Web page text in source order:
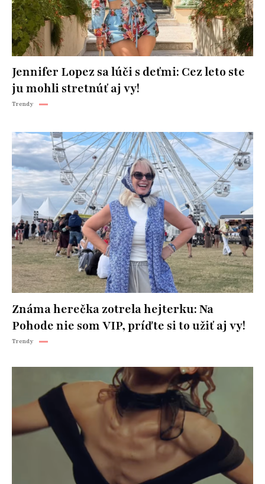
Jennifer Lopez sa lúči s deťmi: Cez leto ste
ju mohli stretnúť aj vy!
Trendy
Známa herečka zotrela hejterku: Na
Pohode nie som VIP, príďte si to užiť aj vy!
Trendy